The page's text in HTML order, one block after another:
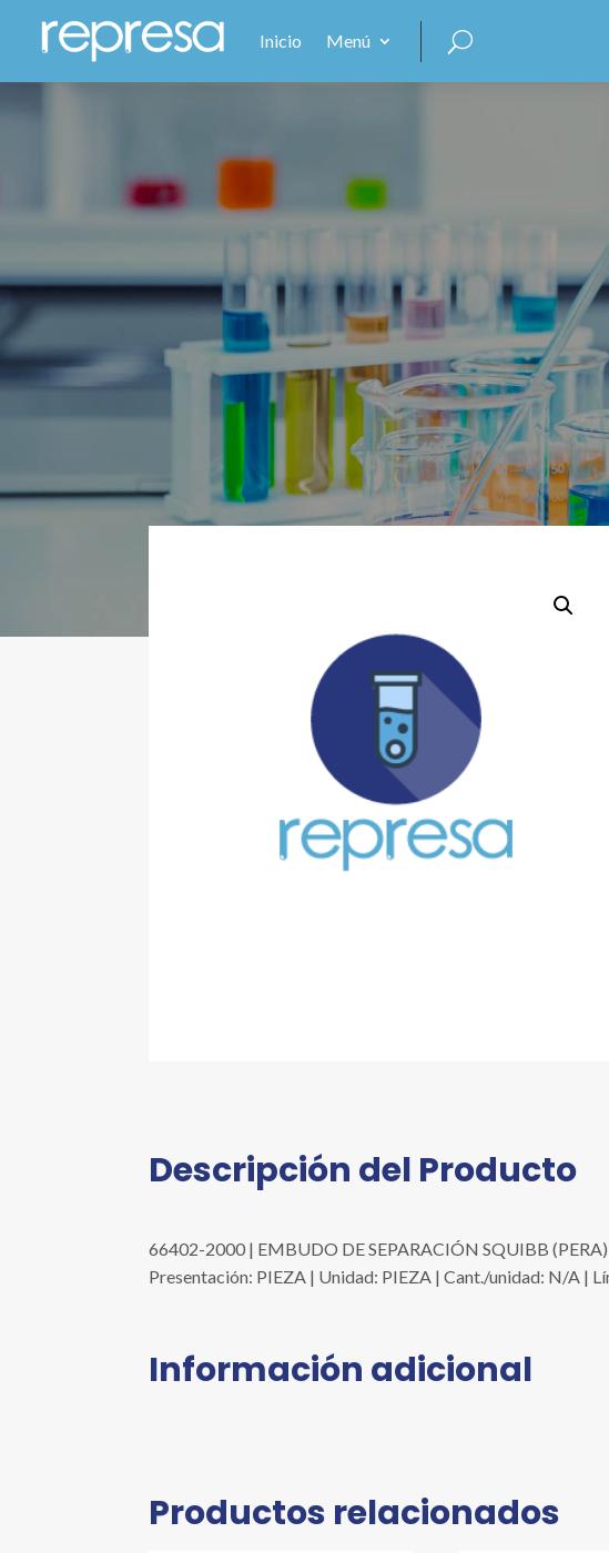
Inicio Menú
Descripción del Producto
66402-2000 | EMBUDO DE SEPARACIÓN SQUIBB
Presentación: PIEZA | Unidad: PIEZA | Cant./unidad: N/A |
Información adicional
Productos relacionados